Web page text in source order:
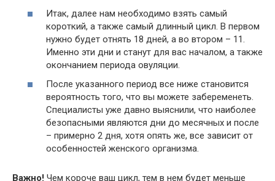
Итак, далее нам необходимо взять самый
короткий, а также самый длинный цикл. В первом
нужно будет отнять 18 дней, а во втором – 11.
Именно эти дни и станут для вас началом, а также
окончанием периода овуляции.
После указанного период все ниже становится
вероятность того, что вы можете забеременеть.
Специалисты уже давно выяснили, что наиболее
безопасными являются дни до месячных и после
– примерно 2 дня, хотя опять же, все зависит от
особенностей женского организма.
Важно! Чем короче ваш цикл, тем в нем будет меньше